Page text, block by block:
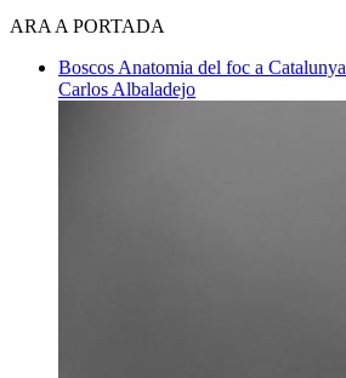
ARA A PORTADA
Boscos Anatomia del foc a Catalunya
Carlos Albaladejo